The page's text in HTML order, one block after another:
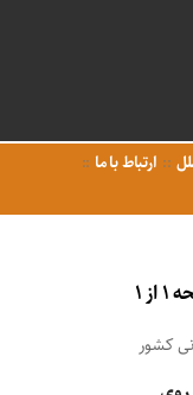
ارتباط با ما
۱
کشور